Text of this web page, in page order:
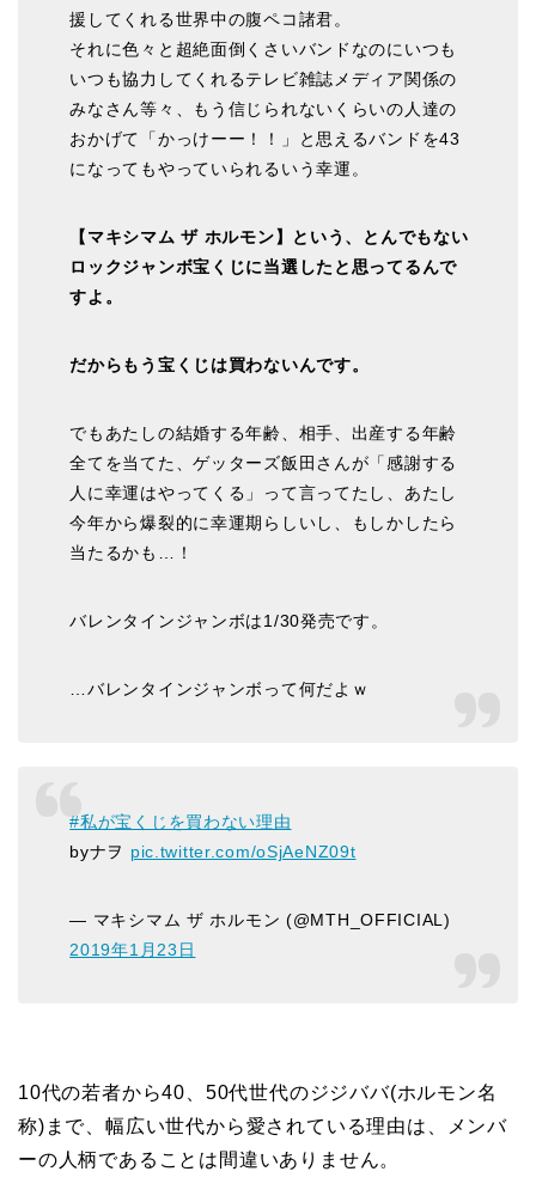
援してくれる世界中の腹ペコ諸君。
それに色々と超絶面倒くさいバンドなのにいつも
いつも協力してくれるテレビ雑誌メディア関係の
みなさん等々、もう信じられないくらいの人達の
おかげて「かっけーー！！」と思えるバンドを43
になってもやっていられるいう幸運。
【マキシマム ザ ホルモン】という、とんでもない
ロックジャンボ宝くじに当選したと思ってるんで
すよ。
だからもう宝くじは買わないんです。
でもあたしの結婚する年齢、相手、出産する年齢
全てを当てた、ゲッターズ飯田さんが「感謝する
人に幸運はやってくる」って言ってたし、あたし
今年から爆裂的に幸運期らしいし、もしかしたら
当たるかも…！
バレンタインジャンボは1/30発売です。
…バレンタインジャンボって何だよｗ
#私が宝くじを買わない理由
byナヲ pic.twitter.com/oSjAeNZ09t
— マキシマム ザ ホルモン (@MTH_OFFICIAL)
2019年1月23日
10代の若者から40、50代世代のジジババ(ホルモン名
称)まで、幅広い世代から愛されている理由は、メンバ
ーの人柄であることは間違いありません。